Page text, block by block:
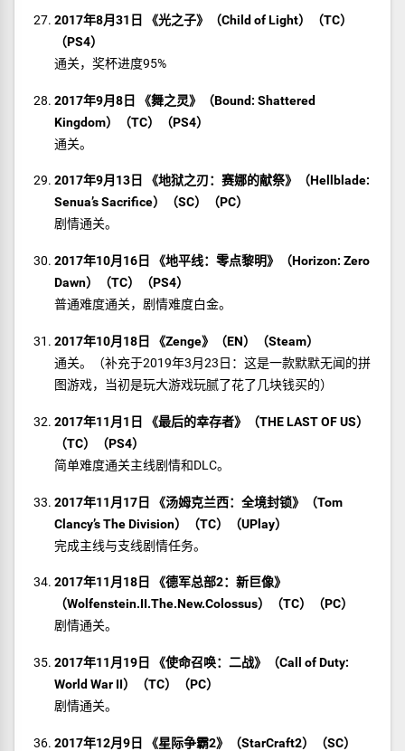
2017年8月31日 《光之子》（Child of Light）（TC）
（PS4）
通关，奖杯进度95%
2017年9月8日 《舞之灵》（Bound: Shattered
Kingdom）（TC）（PS4）
通关。
2017年9月13日 《地狱之刃：赛娜的献祭》（Hellblade:
Senua’s Sacrifice）（SC）（PC）
剧情通关。
2017年10月16日 《地平线：零点黎明》（Horizon: Zero
Dawn）（TC）（PS4）
普通难度通关，剧情难度白金。
2017年10月18日 《Zenge》（EN）（Steam）
通关。（补充于2019年3月23日：这是一款默默无闻的拼
图游戏，当初是玩大游戏玩腻了花了几块钱买的）
2017年11月1日 《最后的幸存者》（THE LAST OF US）
（TC）（PS4）
简单难度通关主线剧情和DLC。
2017年11月17日 《汤姆克兰西：全境封锁》（Tom
Clancy’s The Division）（TC）（UPlay）
完成主线与支线剧情任务。
2017年11月18日 《德军总部2：新巨像》
（Wolfenstein.II.The.New.Colossus）（TC）（PC）
剧情通关。
2017年11月19日 《使命召唤：二战》（Call of Duty:
World War II）（TC）（PC）
剧情通关。
2017年12月9日 《星际争霸2》（StarCraft2）（SC）